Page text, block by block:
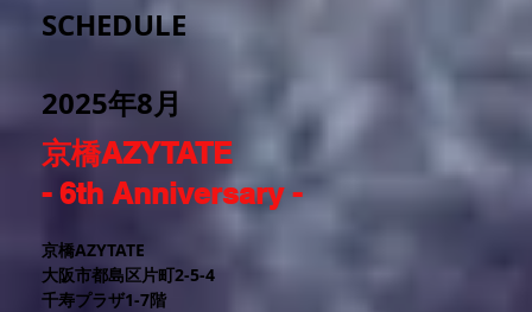
S​CHEDULE​
2025年8月
京橋AZYTATE
- 6th Anniversary -
京橋AZYTATE
大阪市都島区片町2-5-4
千寿プラザ1-7階